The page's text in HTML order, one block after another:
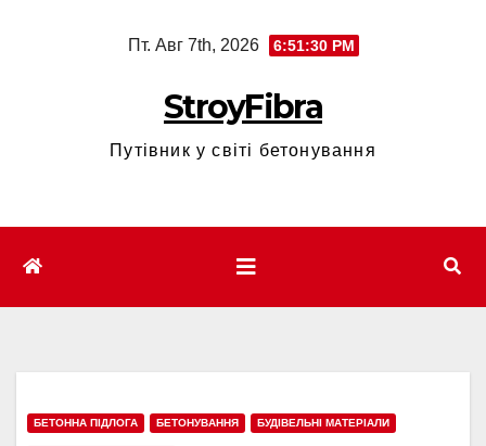
Пт. Авг 7th, 2026 6:51:31 PM
StroyFibra
Путівник у світі бетонування
БЕТОННА ПІДЛОГА БЕТОНУВАННЯ БУДІВЕЛЬНІ МАТЕРІАЛИ